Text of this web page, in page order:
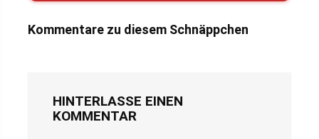
Kommentare zu diesem Schnäppchen
HINTERLASSE EINEN
KOMMENTAR